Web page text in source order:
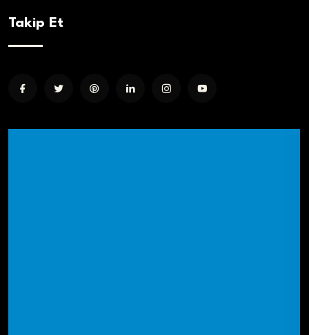
Takip Et